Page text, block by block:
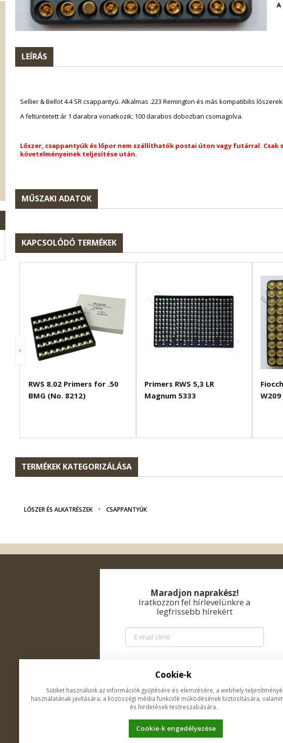
A
LEÍRÁS
Sellier & Bellot 4.4 SR csappantyú. Alkalmas .223 Remington és más kompatibilis
A feltüntetett ár 1 darabra vonatkozik; 100 darabos dobozban csomagolva.
Lőszer, csappantyúk és lőpor nem szállíthatók postai úton vagy futárral. Csak
követelményeinek teljesítése után.
MŰSZAKI ADATOK
KAPCSOLÓDÓ TERMÉKEK
RWS 8.02 Primers for .50
BMG (No. 8212)
Primers RWS 5,3 LR
Magnum 5333
W209
TERMÉKEK KATEGORIZÁLÁSA
LŐSZER ÉS ALKATRÉSZEK CSAPPANTYÚK
Maradjon naprakész!
Iratkozzon fel hírlevelünkre a
legfrissebb hírekért
KÜLDÉS
GDPR
Cookie-k
Sütiket használunk az információk gyűjtésére és elemzésére, a webhely
használatának javítására, a közösségi média funkciók működésének biztosítására,
és hirdetések testreszabására.
Cookie-k engedélyezése